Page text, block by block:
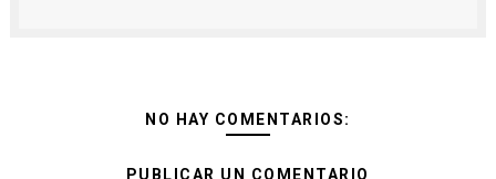
NO HAY COMENTARIOS:
PUBLICAR UN COMENTARIO